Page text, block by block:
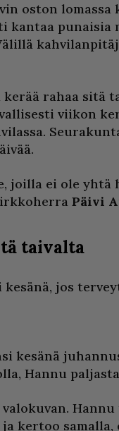
oston lomassa
kantaa punaisia
rahaa sitä
viikon
joilla ei ole yhtä
Päivi
taivalta
jos
kesänä
Hannu
Hannu
kertoo